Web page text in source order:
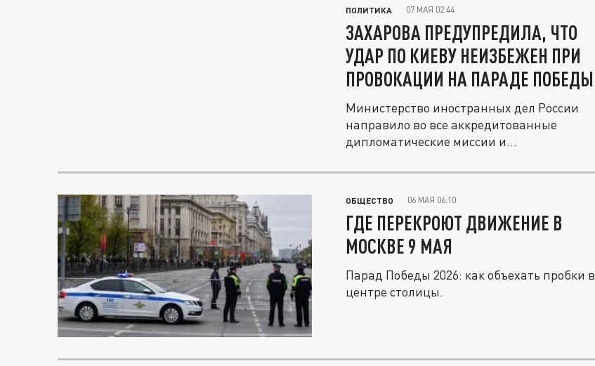
ПОЛИТИКА 07 МАЯ 02:44
ЗАХАРОВА ПРЕДУПРЕДИЛА, ЧТО
УДАР ПО КИЕВУ НЕИЗБЕЖЕН ПРИ
ПРОВОКАЦИИ НА ПАРАДЕ ПОБЕДЫ
Министерство иностранных дел России
направило во все аккредитованные
дипломатические миссии и...
ОБЩЕСТВО 06 МАЯ 06:10
ГДЕ ПЕРЕКРОЮТ ДВИЖЕНИЕ В
МОСКВЕ 9 МАЯ
Парад Победы 2026: как объехать пробки в
центре столицы.